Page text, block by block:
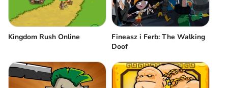
Kingdom Rush Online
Fineasz i Ferb: The Walking
Doof